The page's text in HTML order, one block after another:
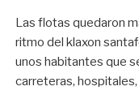
Las flotas quedaron
ritmo del klaxon
unos habitantes que
carreteras,